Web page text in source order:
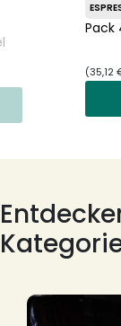
Pack
(35,12